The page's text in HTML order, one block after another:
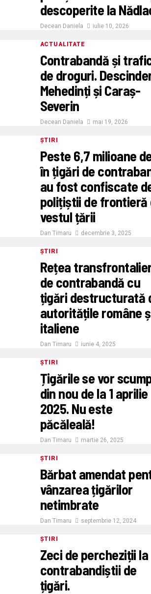
descoperite la
Decean Daniela iulie 10, 2026
ACTUALITATE
Contrabandă și
de droguri.
Mehedinți și Caraș-
Severin
Decean Daniela mai 19, 2026
ȘTIRI
Peste 6,7 milioane
în țigări de
au fost confiscate
polițiștii de frontieră
vestul țării
Dan Timaru decembrie 3, 2025
ȘTIRI
Rețea
de contrabandă cu
țigări destructurată
autoritățile române
italiene
Dan Timaru iunie 4, 2025
ȘTIRI
Țigările se vor
din nou de la 1 aprilie
2025. Nu este
păcăleală!
Dan Timaru martie 26, 2025
ȘTIRI
Bărbat amendat
vânzarea țigărilor
netimbrate
Dan Timaru septembrie 12, 2024
ȘTIRI
Zeci de percheziții la
contrabandiștii de
țigări.